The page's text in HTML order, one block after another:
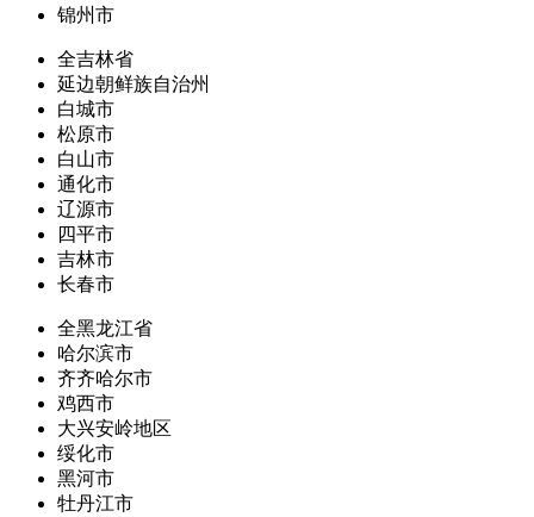
锦州市
全吉林省
延边朝鲜族自治州
白城市
松原市
白山市
通化市
辽源市
四平市
吉林市
长春市
全黑龙江省
哈尔滨市
齐齐哈尔市
鸡西市
大兴安岭地区
绥化市
黑河市
牡丹江市